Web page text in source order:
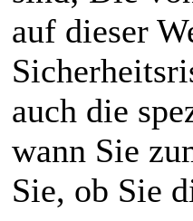
auf dieser
auch die
wann Sie
Sie, ob Sie